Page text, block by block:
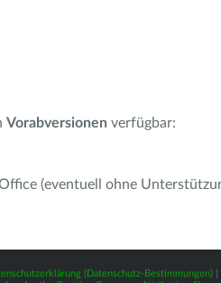
Vorabversionen verfügbar:
(eventuell ohne
(Datenschutz-Bestimmungen)